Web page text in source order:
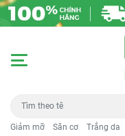
Giảm mỡ Săn cơ Trắng da